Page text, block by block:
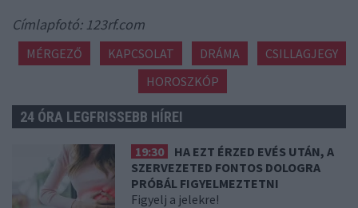
Címlapfotó: 123rf.com
MÉRGEZŐ KAPCSOLAT DRÁMA
CSILLAGJEGY
HOROSZKÓP
24 ÓRA LEGFRISSEBB HÍREI
19:30
HA EZT ÉRZED EVÉS UTÁN, A
SZERVEZETED FONTOS DOLOGRA
PRÓBÁL FIGYELMEZTETNI
Figyelj a jelekre!